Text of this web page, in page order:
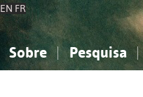
EN FR
Sobre Pesquisa